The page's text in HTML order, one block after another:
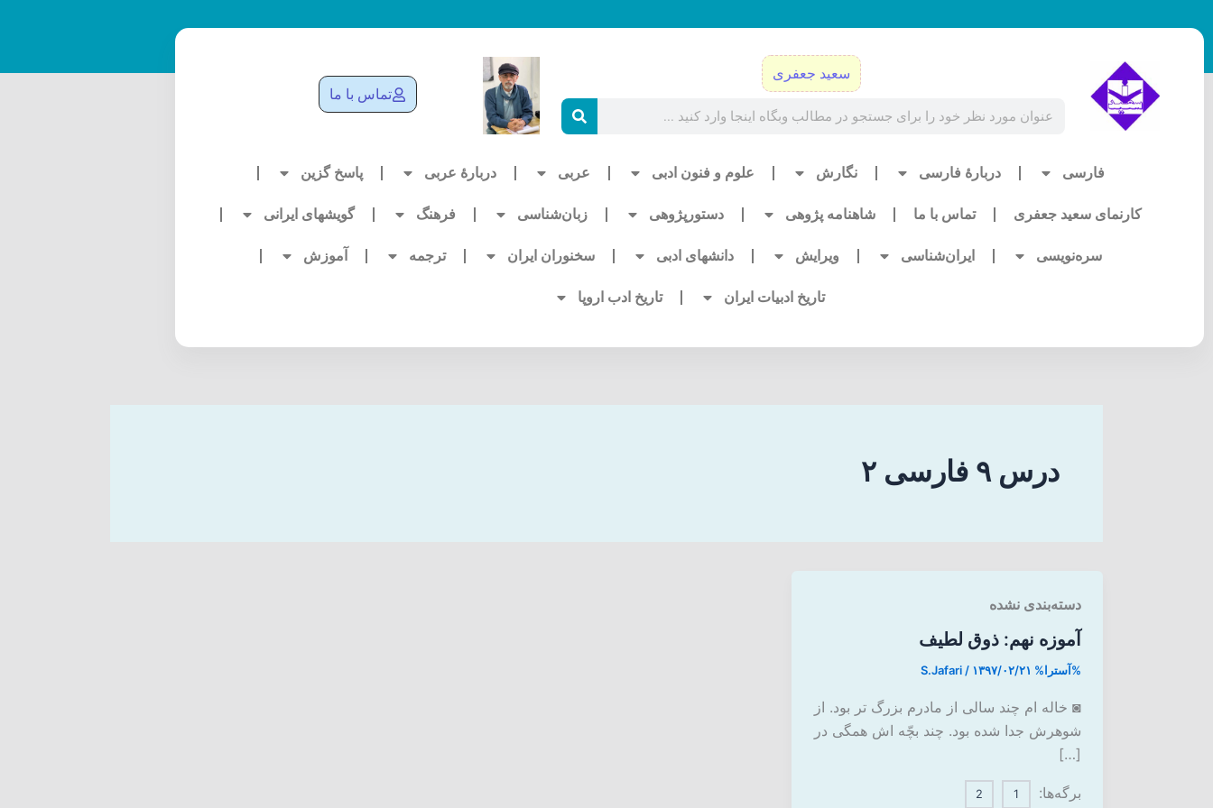
به
سعید جعفری
تماس با ما
فارسی دربارۀ فارسی نگارش علوم و فنون ادبی عربی دربارۀ عربی پاسخ گزین
کارنمای سعید جعفری تماس با ما شاهنامه پژوهی دستورپژوهی زبان‌شناسی فرهنگ گویشهای ایرانی
سره‌نویسی ایران‌شناسی ویرایش دانشهای ادبی سخنوران ایران ترجمه آموزش
تاریخ ادبیات ایران تاریخ ادب اروپا
درس ۹ فارسی ۲
دسته‌بندی نشده
آموزه نهم: ذوق لطیف
%آسترا% S.Jafari / ۱۳۹۷/۰۲/۲۱
◙ خاله ام چند سالی از مادرم بزرگ تر بود. از
شوهرش جدا شده بود. چند بچّه اش همگی در
[…]
برگه‌ها: 1
2